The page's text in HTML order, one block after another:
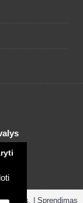
| Sprendimas